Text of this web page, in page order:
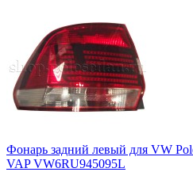
Фонарь задний левый для VW
VAP VW6RU945095L